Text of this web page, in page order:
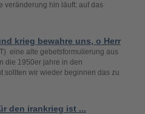
veränderung hin läuft: auf das
krieg bewahre uns, o Herr
eine alte gebetsformulierung aus
die 1950er jahre in den
sollten wir wieder beginnen das zu
den irankrieg ist ...